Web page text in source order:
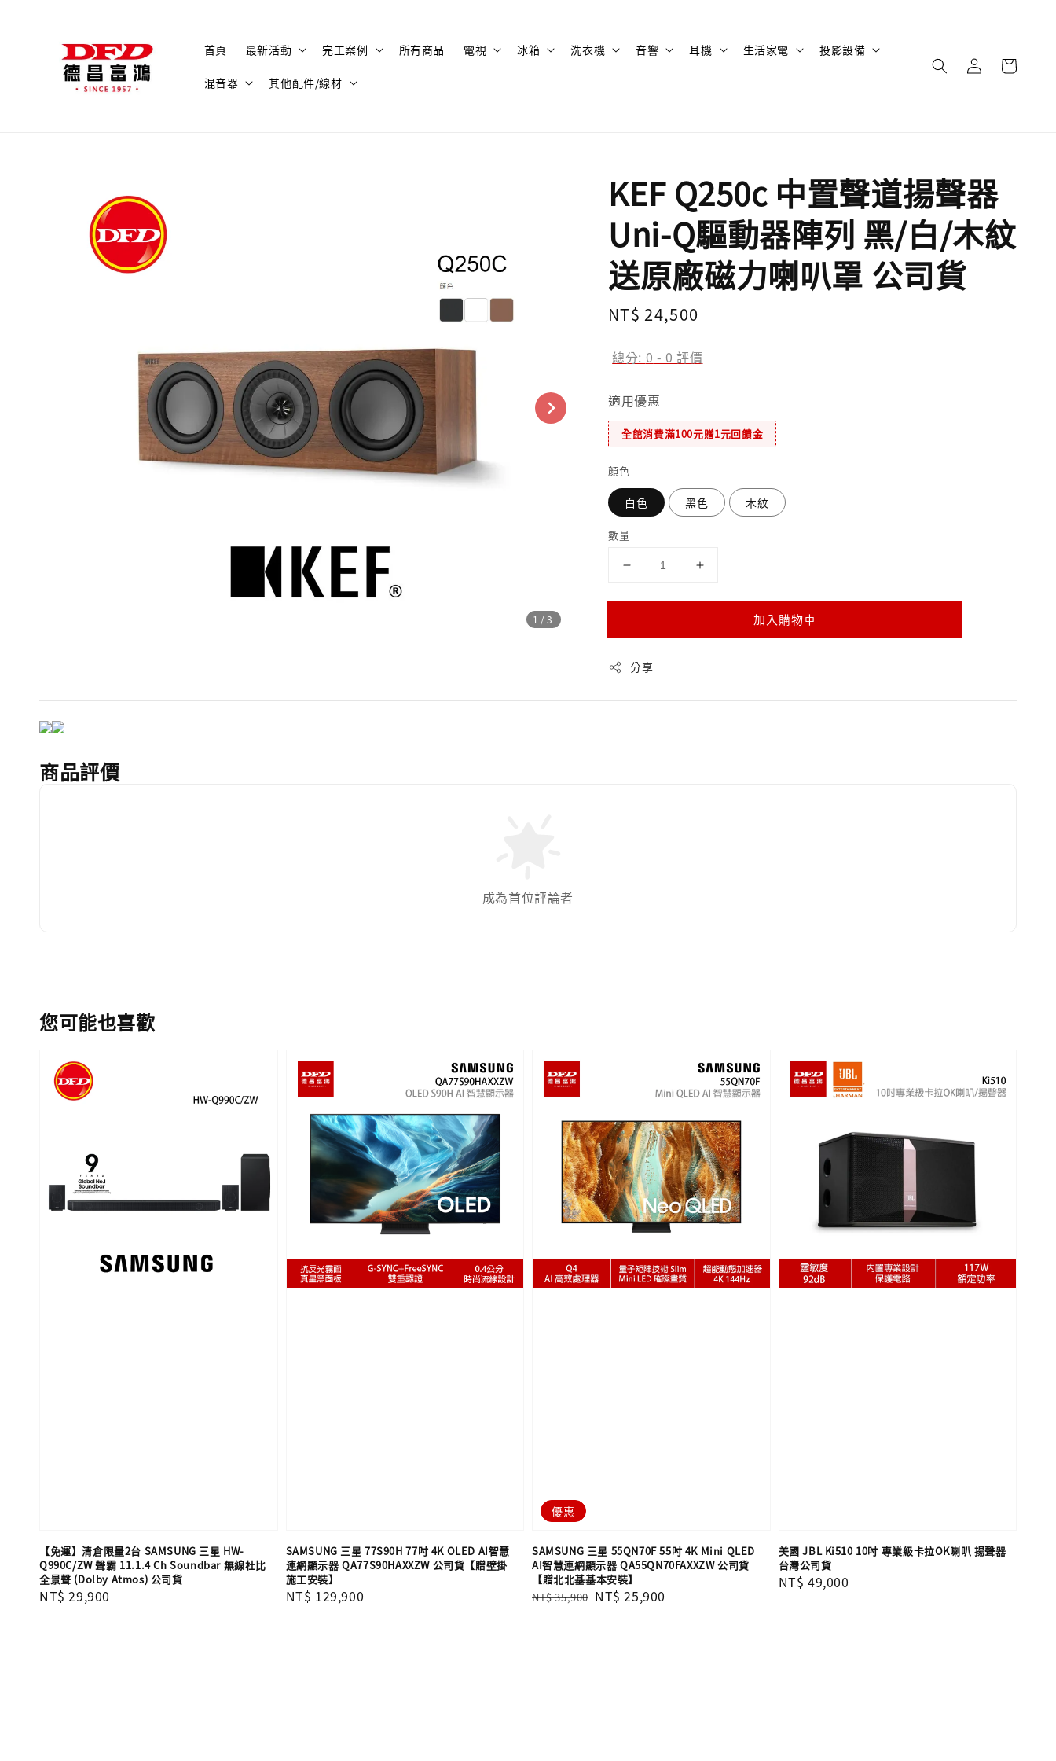
首頁 最新活動 完工案例 所有商品 電視 冰箱 洗衣機 音響 耳機 生活家電 投影設備
混音器 其他配件/線材
1 /3
KEF Q250c 中置聲道揚聲器
Uni-Q驅動器陣列 黑/白/木紋
送原廠磁力喇叭罩 公司貨
Regular
NT$ 24,500
總分: 0 - 0 評價
適用優惠
全館消費滿100元贈1元回饋金
顏色
白色 黑色 木紋
數量
加入購物車
分享
商品評價
成為首位評論者
您可能也喜歡
【免運】清倉限量2台 SAMSUNG 三星 HW-
Q990C/ZW 聲霸 11.1.4 Ch Soundbar 無線杜比
全景聲 (Dolby Atmos) 公司貨
Regular
NT$ 29,900
SAMSUNG 三星 77S90H 77吋 4K OLED AI智慧
連網顯示器 QA77S90HAXXZW 公司貨【贈壁掛
施工安裝】
Regular
NT$ 129,900
優惠
SAMSUNG 三星 55QN70F 55吋 4K Mini QLED
AI智慧連網顯示器 QA55QN70FAXXZW 公司貨
【贈北北基基本安裝】
Regular
NT$ 35,900 Sale
NT$ 25,900
美國 JBL Ki510 10吋 專業級卡拉OK喇叭 揚聲器
台灣公司貨
Regular
NT$ 49,000